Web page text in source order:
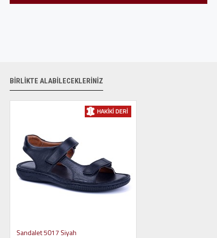
BIRLIKTE ALABILECEKLERINIZ
HAKIKI DERI
Sandalet 5017 Siyah